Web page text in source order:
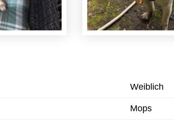
Weiblich
Mops